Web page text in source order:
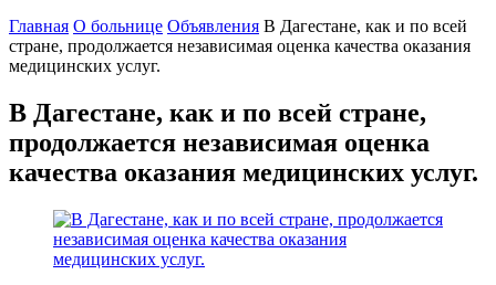
Главная О больнице Объявления В Дагестане, как и по всей
стране, продолжается независимая оценка качества оказания
медицинских услуг.
В Дагестане, как и по всей стране,
продолжается независимая оценка
качества оказания медицинских услуг.